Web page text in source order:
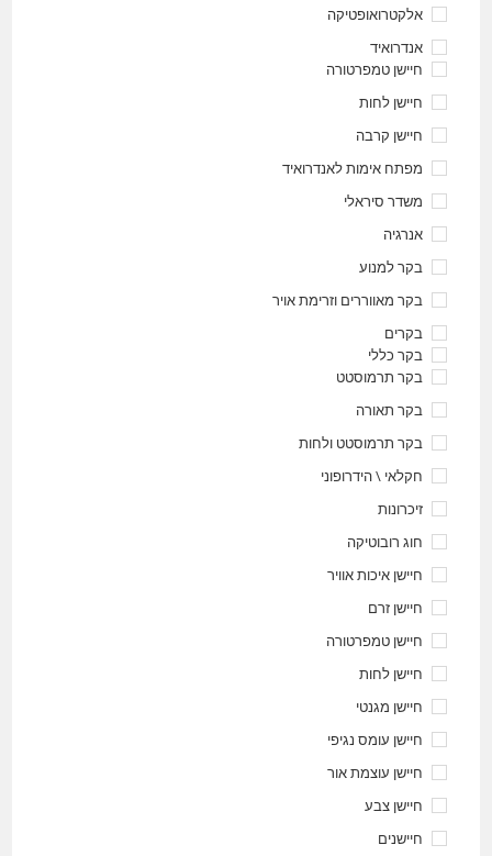
אלקטרואופטיקה
אנדרואיד
חיישן טמפרטורה
חיישן לחות
חיישן קרבה
מפתח אימות לאנדרואיד
משדר סיראלי
אנרגיה
בקר למנוע
בקר מאווררים וזרימת אויר
בקרים
בקר כללי
בקר תרמוסטט
בקר תאורה
בקר תרמוסטט ולחות
חקלאי \ הידרופוני
זיכרונות
חוג רובוטיקה
חיישן איכות אוויר
חיישן זרם
חיישן טמפרטורה
חיישן לחות
חיישן מגנטי
חיישן עומס נגיפי
חיישן עוצמת אור
חיישן צבע
חיישנים